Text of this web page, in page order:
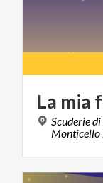
La mia
Scuderie